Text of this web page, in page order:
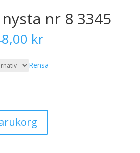
nr 8 3345
krDet
priset
är:
Rensa